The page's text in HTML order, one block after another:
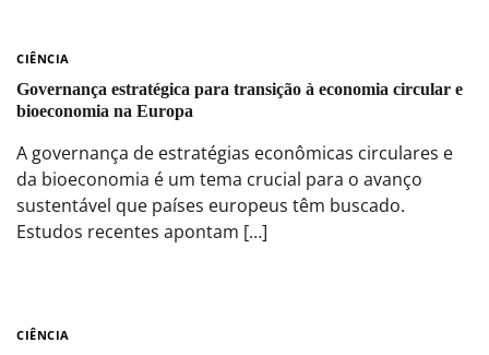
CIÊNCIA
Governança estratégica para transição à economia circular e
bioeconomia na Europa
A governança de estratégias econômicas circulares e
da bioeconomia é um tema crucial para o avanço
sustentável que países europeus têm buscado.
Estudos recentes apontam […]
CIÊNCIA